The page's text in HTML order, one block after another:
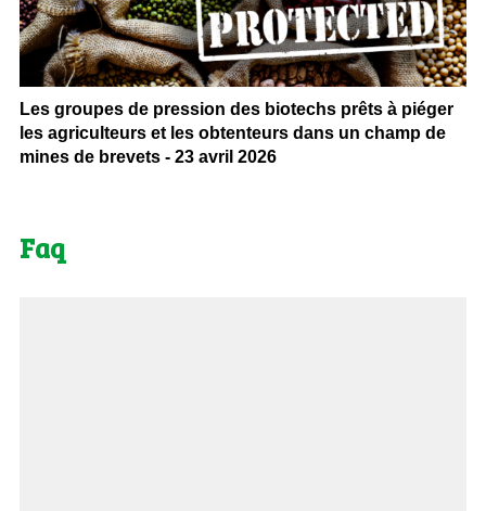
Les groupes de pression des biotechs prêts à piéger
les agriculteurs et les obtenteurs dans un champ de
mines de brevets - 23 avril 2026
Faq